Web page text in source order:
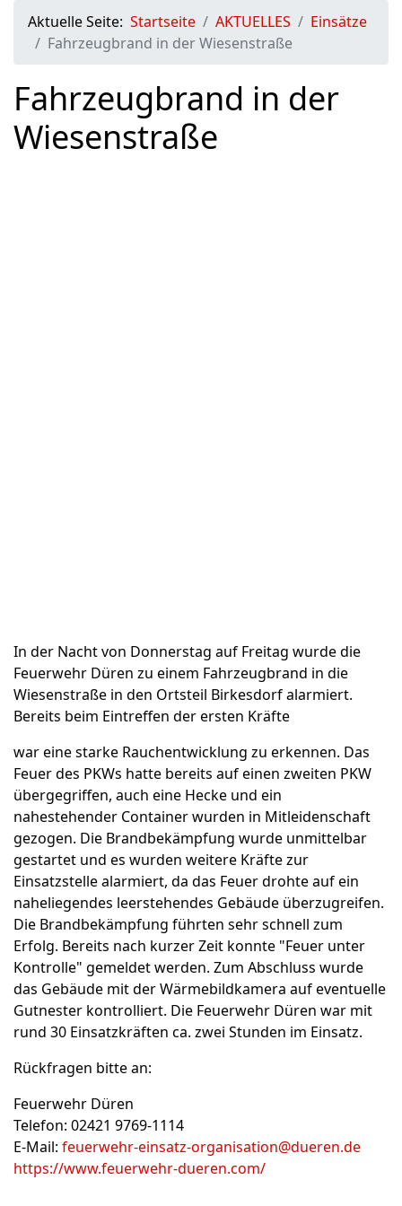
Aktuelle Seite: Startseite AKTUELLES
Einsätze
Fahrzeugbrand in der Wiesenstraße
Fahrzeugbrand in der
Wiesenstraße
In der Nacht von Donnerstag auf Freitag wurde die
Feuerwehr Düren zu einem Fahrzeugbrand in die
Wiesenstraße in den Ortsteil Birkesdorf alarmiert.
Bereits beim Eintreffen der ersten Kräfte
war eine starke Rauchentwicklung zu erkennen. Das
Feuer des PKWs hatte bereits auf einen zweiten PKW
übergegriffen, auch eine Hecke und ein
nahestehender Container wurden in Mitleidenschaft
gezogen. Die Brandbekämpfung wurde unmittelbar
gestartet und es wurden weitere Kräfte zur
Einsatzstelle alarmiert, da das Feuer drohte auf ein
naheliegendes leerstehendes Gebäude überzugreifen.
Die Brandbekämpfung führten sehr schnell zum
Erfolg. Bereits nach kurzer Zeit konnte "Feuer unter
Kontrolle" gemeldet werden. Zum Abschluss wurde
das Gebäude mit der Wärmebildkamera auf eventuelle
Gutnester kontrolliert. Die Feuerwehr Düren war mit
rund 30 Einsatzkräften ca. zwei Stunden im Einsatz.
Rückfragen bitte an:
Feuerwehr Düren
Telefon: 02421 9769-1114
E-Mail: feuerwehr-einsatz-organisation@dueren.de
https://www.feuerwehr-dueren.com/